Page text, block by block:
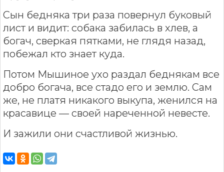
Сын бедняка три раза повернул буковый
лист и видит: собака забилась в хлев, а
богач, сверкая пятками, не глядя назад,
побежал кто знает куда.
Потом Мышиное ухо раздал беднякам все
добро богача, все стадо его и землю. Сам
же, не платя никакого выкупа, женился на
красавице — своей нареченной невесте.
И зажили они счастливой жизнью.